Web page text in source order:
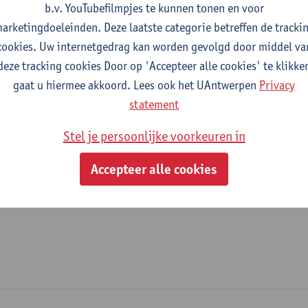
Departement Biologie
Statuut & functies
Bijzonder academisch personeel
predoc mandaat FWO
b.v. YouTubefilmpjes te kunnen tonen en voor
Deze laatste categorie betreffen de
Uw internetgedrag kan worden gevolgd door middel
tracking cookies Door op 'Accepteer alle cookies' te
gaat u hiermee akkoord. Lees ook het UAntwerpen Privacy
statement
Stel je persoonlijke voorkeuren in
Accepteer alle cookies